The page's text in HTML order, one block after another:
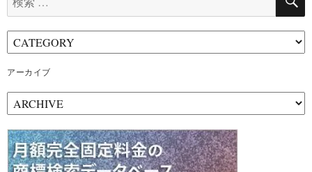
索:
アーカイブ
ー
カ
イ
ブ